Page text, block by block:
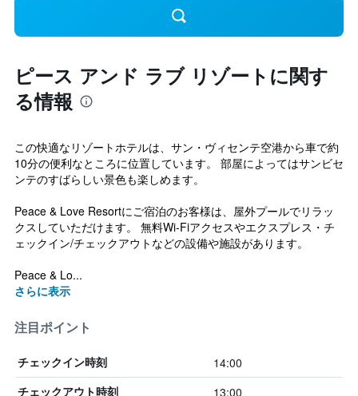
ピース アンド ラブ リゾートに関す
る情報
この快適なリゾートホテルは、サン・ヴィセンテ空港から車で約
10分の便利なところに位置しています。 部屋によってはサンビセ
ンテのすばらしい景色も楽しめます。
Peace & Love Resortにご宿泊のお客様は、屋外プールでリラッ
クスしていただけます。 無料Wi-Fiアクセスやエクスプレス・チ
ェックイン/チェックアウトなどの設備や施設があります。
Peace & Lo...
さらに表示
注目ポイント
チェックイン時刻 14:00
チェックアウト時刻 13:00